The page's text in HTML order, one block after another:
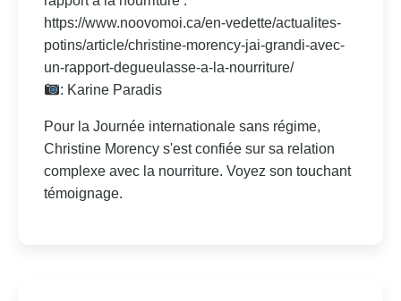
https://www.noovomoi.ca/en-vedette/actualites-
potins/article/christine-morency-jai-grandi-avec-
un-rapport-degueulasse-a-la-nourriture/
: Karine Paradis
Pour la Journée internationale sans régime,
Christine Morency s'est confiée sur sa relation
complexe avec la nourriture. Voyez son touchant
témoignage.